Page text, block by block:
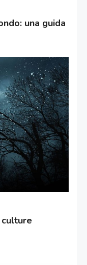
una guida